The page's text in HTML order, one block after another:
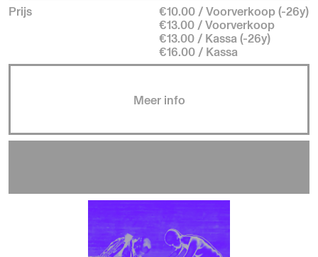
Prijs
€10.00 / Voorverkoop (-26y)
€13.00 / Voorverkoop
€13.00 / Kassa (-26y)
€16.00 / Kassa
Meer info